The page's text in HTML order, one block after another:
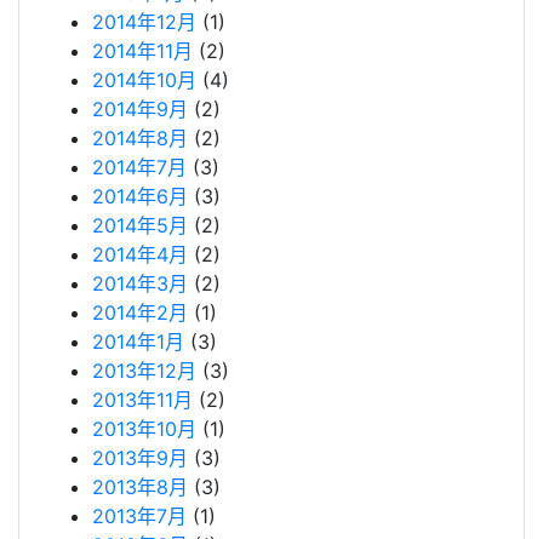
2014年12月 (1)
2014年11月 (2)
2014年10月 (4)
2014年9月 (2)
2014年8月 (2)
2014年7月 (3)
2014年6月 (3)
2014年5月 (2)
2014年4月 (2)
2014年3月 (2)
2014年2月 (1)
2014年1月 (3)
2013年12月 (3)
2013年11月 (2)
2013年10月 (1)
2013年9月 (3)
2013年8月 (3)
2013年7月 (1)